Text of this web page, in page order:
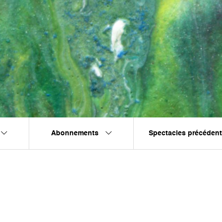
Abonnements Spectacles